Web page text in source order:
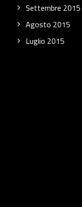
Settembre 2015
Agosto 2015
Luglio 2015